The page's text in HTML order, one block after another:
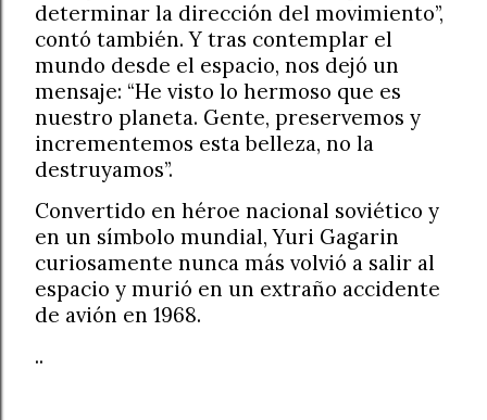
determinar la dirección del movimiento”,
contó también. Y tras contemplar el
mundo desde el espacio, nos dejó un
mensaje: “He visto lo hermoso que es
nuestro planeta. Gente, preservemos y
incrementemos esta belleza, no la
destruyamos”.
Convertido en héroe nacional soviético y
en un símbolo mundial, Yuri Gagarin
curiosamente nunca más volvió a salir al
espacio y murió en un extraño accidente
de avión en 1968.
..